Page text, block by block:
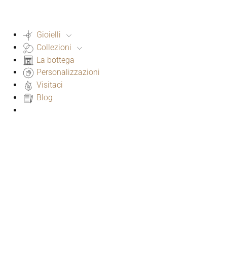
Gioielli
Collezioni
La bottega
Personalizzazioni
Visitaci
Blog